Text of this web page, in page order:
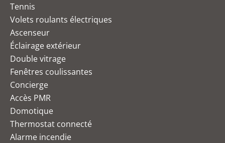
Tennis
Volets roulants électriques
Ascenseur
Éclairage extérieur
Double vitrage
Fenêtres coulissantes
Concierge
Accès PMR
Domotique
Thermostat connecté
Alarme incendie